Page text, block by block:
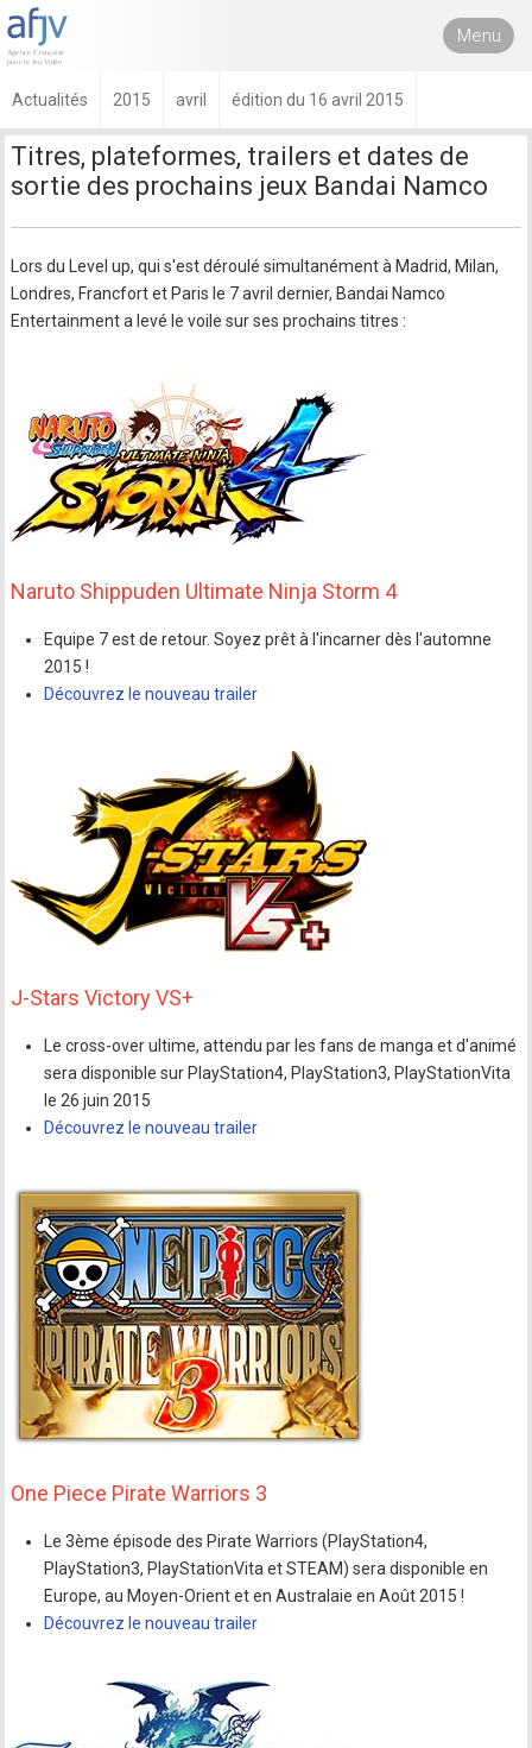
Menu
Actualités 2015 avril édition du 16 avril 2015
Titres, plateformes, trailers et dates de
sortie des prochains jeux Bandai Namco
Lors du Level up, qui s'est déroulé simultanément à Madrid, Milan,
Londres, Francfort et Paris le 7 avril dernier, Bandai Namco
Entertainment a levé le voile sur ses prochains titres :
Naruto Shippuden Ultimate Ninja Storm 4
Equipe 7 est de retour. Soyez prêt à l'incarner dès l'automne
2015 !
Découvrez le nouveau trailer
J-Stars Victory VS+
Le cross-over ultime, attendu par les fans de manga et d'animé
sera disponible sur PlayStation4, PlayStation3, PlayStationVita
le 26 juin 2015
Découvrez le nouveau trailer
One Piece Pirate Warriors 3
Le 3ème épisode des Pirate Warriors (PlayStation4,
PlayStation3, PlayStationVita et STEAM) sera disponible en
Europe, au Moyen-Orient et en Australaie en Août 2015 !
Découvrez le nouveau trailer